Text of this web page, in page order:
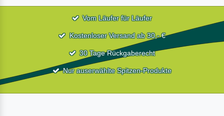
Vom Läufer für Läufer
Kostenloser Versand ab 30,- €
30 Tage Rückgaberecht
Nur auserwählte Spitzen-Produkte